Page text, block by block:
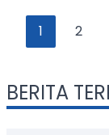
1 2
BERITA